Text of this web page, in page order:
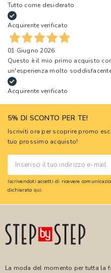
Tutto come desiderato
Acquirente verificato
01 Giugno 2026
Questo è il mio primo acquisto
un'esperienza molto
Acquirente verificato
5% DI SCONTO PER TE!
Iscriviti ora per scoprire promo
tuo prossimo acquisto!
Iscrivendoti accetti di ricevere
dichiarato qui.
La moda del momento per tutta la